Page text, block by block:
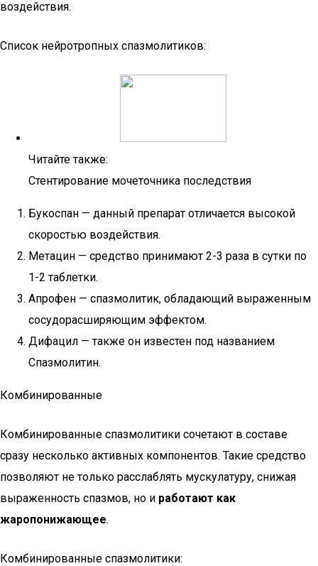
воздействия.
Список нейротропных спазмолитиков:
Читайте также:
Стентирование мочеточника последствия
Букоспан — данный препарат отличается высокой
скоростью воздействия.
Метацин — средство принимают 2-3 раза в сутки по
1-2 таблетки.
Апрофен — спазмолитик, обладающий выраженным
сосудорасширяющим эффектом.
Дифацил — также он известен под названием
Спазмолитин.
Комбинированные
Комбинированные спазмолитики сочетают в составе
сразу несколько активных компонентов. Такие средство
позволяют не только расслаблять мускулатуру, снижая
выраженность спазмов, но и работают как
жаропонижающее.
Комбинированные спазмолитики: